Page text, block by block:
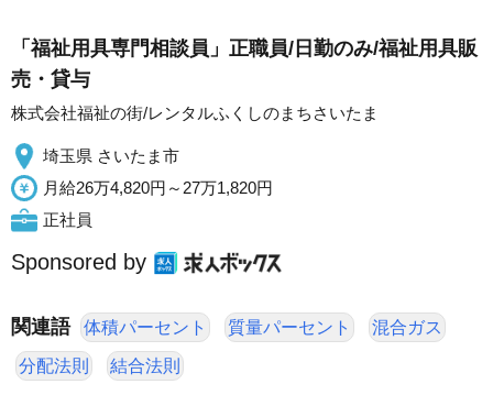
「福祉用具専門相談員」正職員/日勤のみ/福祉用具販
売・貸与
株式会社福祉の街/レンタルふくしのまちさいたま
埼玉県 さいたま市
月給26万4,820円～27万1,820円
正社員
Sponsored by
関連語 体積パーセント 質量パーセント 混合ガス
分配法則 結合法則